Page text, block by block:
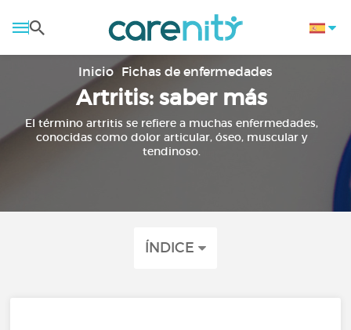
Inicio Fichas de enfermedades
Artritis: saber más
El término artritis se refiere a muchas enfermedades,
conocidas como dolor articular, óseo, muscular y
tendinoso.
ÍNDICE